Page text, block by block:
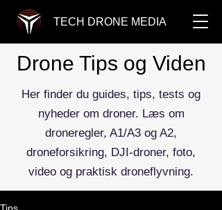
TECH DRONE MEDIA
Drone Tips og Viden
Her finder du guides, tips, tests og
nyheder om droner. Læs om
droneregler, A1/A3 og A2,
droneforsikring, DJI-droner, foto,
video og praktisk droneflyvning.